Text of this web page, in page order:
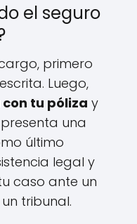
el seguro
primero
Luego,
tu póliza y
una
último
legal y
caso ante un
tribunal.